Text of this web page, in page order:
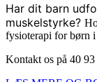
Har dit barn
muskelstyrke?
fysioterapi for børn i
Kontakt os på 40